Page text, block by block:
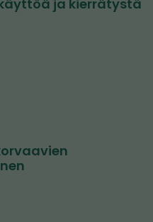
ja kierrätystä